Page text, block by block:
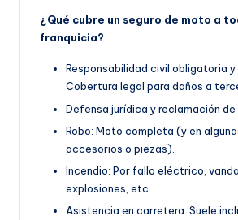
¿Qué cubre un seguro de moto a
franquicia?
Responsabilidad civil obligatoria
Cobertura legal para daños a
Defensa jurídica y reclamación de
Robo: Moto completa (y en
accesorios o piezas).
Incendio: Por fallo eléctrico,
explosiones, etc.
Asistencia en carretera: Suele